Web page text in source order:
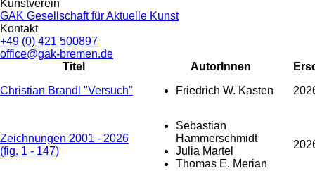
Kunstverein
GAK Gesellschaft für Aktuelle Kunst
Kontakt
+49 (0) 421 500897
office@gak-bremen.de
Titel
AutorInnen
Christian Brandl "Versuch"
Friedrich W. Kasten
Zeichnungen 2001 - 2026
(fig. 1 - 147)
Sebastian
Hammerschmidt
Julia Martel
Thomas E. Merian